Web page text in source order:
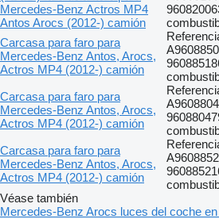
Mercedes-Benz Actros MP4
Antos Arocs (2012-) camión
Carcasa para faro para
Mercedes-Benz Antos, Arocs,
Actros MP4 (2012-) camión
Carcasa para faro para
Mercedes-Benz Antos, Arocs,
Actros MP4 (2012-) camión
Carcasa para faro para
Mercedes-Benz Antos, Arocs,
Actros MP4 (2012-) camión
Véase también
Mercedes-Benz Arocs luces del coche